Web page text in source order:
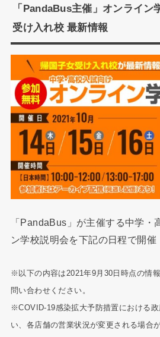
「PandaBus主催」オンライン
受け入れ校 最新情報
「PandaBus」が主催する中学・
ン学校説明会を下記の日程で開催
※以下の内容は2021年9月30日時点の情
問い合わせください。
※COVID-19感染拡大予防措置における
い、各店舗の営業状況が変更される場合